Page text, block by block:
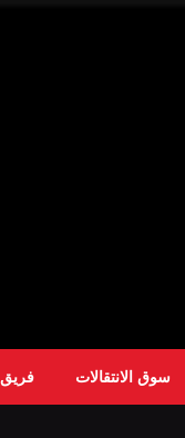
سوق الانتقالات فريق